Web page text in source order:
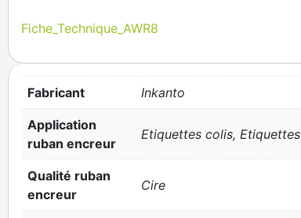
Fiche_Technique_AWR8
Fabricant Inkanto
Application
ruban encreur
Etiquettes colis,
Qualité ruban
encreur
Cire